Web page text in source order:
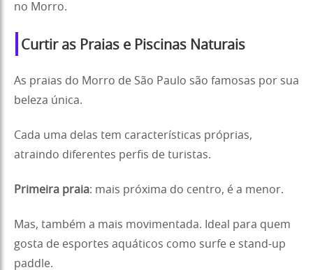
no Morro.
Curtir as Praias e Piscinas Naturais
As praias do Morro de São Paulo são famosas por sua
beleza única.
Cada uma delas tem características próprias,
atraindo diferentes perfis de turistas.
Primeira praia: mais próxima do centro, é a menor.
Mas, também a mais movimentada. Ideal para quem
gosta de esportes aquáticos como surfe e stand-up
paddle.